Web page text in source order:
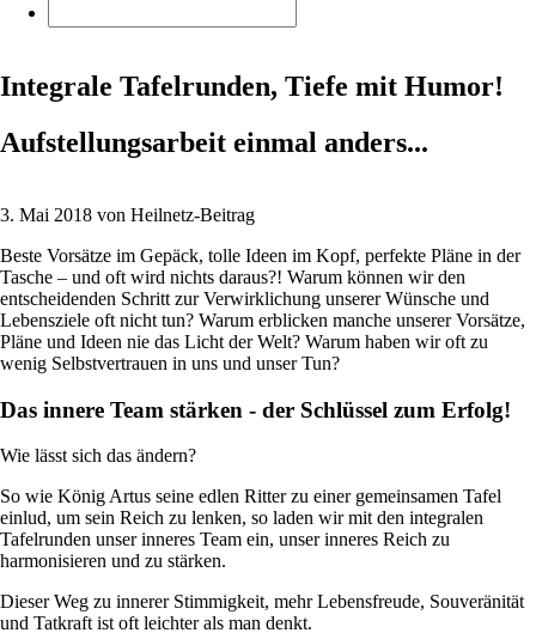
Integrale Tafelrunden, Tiefe mit Humor!
Aufstellungsarbeit einmal anders...
3. Mai 2018 von Heilnetz-Beitrag
Beste Vorsätze im Gepäck, tolle Ideen im Kopf, perfekte Pläne in der
Tasche – und oft wird nichts daraus?! Warum können wir den
entscheidenden Schritt zur Verwirklichung unserer Wünsche und
Lebensziele oft nicht tun? Warum erblicken manche unserer Vorsätze,
Pläne und Ideen nie das Licht der Welt? Warum haben wir oft zu
wenig Selbstvertrauen in uns und unser Tun?
Das innere Team stärken - der Schlüssel zum Erfolg!
Wie lässt sich das ändern?
So wie König Artus seine edlen Ritter zu einer gemeinsamen Tafel
einlud, um sein Reich zu lenken, so laden wir mit den integralen
Tafelrunden unser inneres Team ein, unser inneres Reich zu
harmonisieren und zu stärken.
Dieser Weg zu innerer Stimmigkeit, mehr Lebensfreude, Souveränität
und Tatkraft ist oft leichter als man denkt.